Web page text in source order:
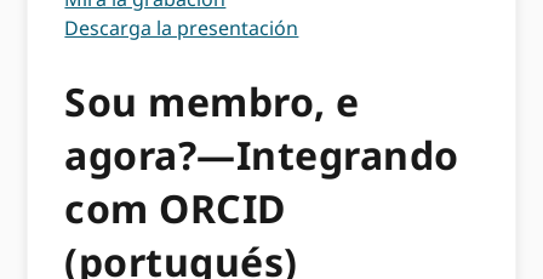
Descarga la presentación
Sou membro, e
agora?—Integrando
com ORCID
(portugués)